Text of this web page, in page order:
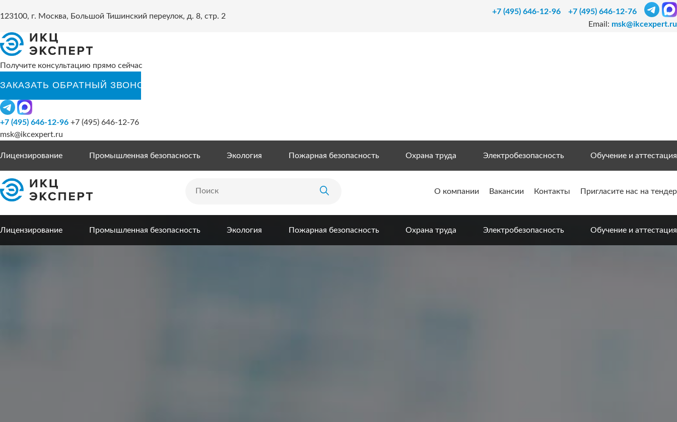
123100, г. Москва, Большой Тишинский переулок, д. 8, стр. 2
+7 (495) 646-12-96
+7 (495) 646-12-76
Email: msk@ikcexpert.ru
Получите консультацию прямо сейчас
+7 (495) 646-12-96 +7 (495) 646-12-76
msk@ikcexpert.ru
Лицензирование Промышленная безопасность Экология Пожарная безопасность Охрана труда Электробезопасность Обучение и аттестация
О компании Вакансии Контакты Пригласите нас на тендер
Лицензирование Промышленная безопасность Экология Пожарная безопасность Охрана труда Электробезопасность Обучение и аттестация